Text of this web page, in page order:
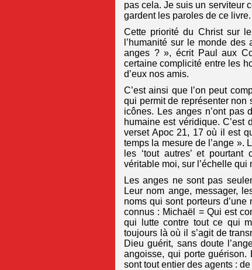
pas cela. Je suis un serviteur
gardent les paroles de ce
Cette priorité du Christ sur
l’humanité sur le monde
anges ? », écrit Paul aux
certaine complicité entre les
d’eux nos amis.
C’est ainsi que l’on peut
qui permit de représenter
icônes. Les anges n’ont pas
humaine est véridique.
verset Apoc 21, 17 où il est
temps la mesure de l’ange ».
les ‘tout autres’ et
véritable moi, sur l’échelle qui
Les anges ne sont pas
Leur nom ange, messager,
noms qui sont porteurs
connus : Michaël = Qui est
qui lutte contre tout ce qui
toujours là où il s’agit de
Dieu guérit, sans doute
angoisse, qui porte guérison.
sont tout entier des agents :